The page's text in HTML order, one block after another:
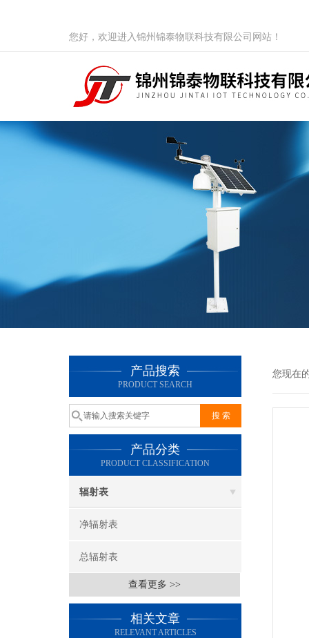
您好，欢迎进入锦州锦泰物联科技有限公司网站！
产品搜索
PRODUCT SEARCH
产品分类
PRODUCT CLASSIFICATION
辐射表
净辐射表
总辐射表
查看更多 >>
相关文章
RELEVANT ARTICLES
您现在